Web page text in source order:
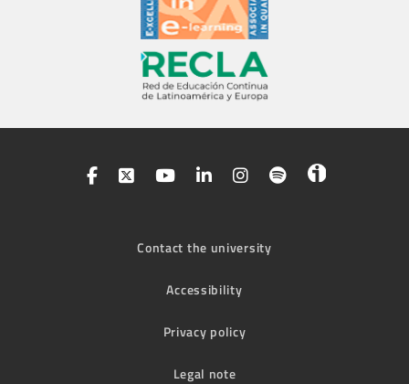
Contact the university
Accessibility
Privacy policy
Legal note